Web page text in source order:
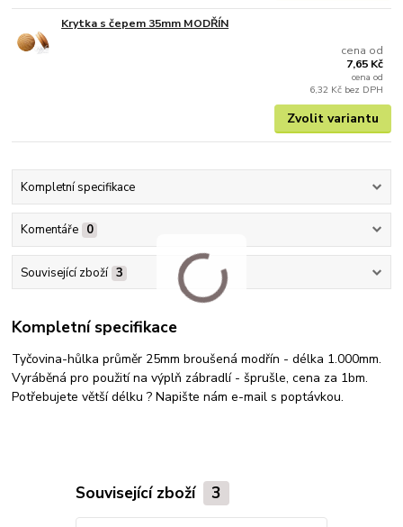
Krytka s čepem 35mm MODŘÍN
cena od
7,65 Kč
cena od
6,32 Kč bez DPH
Zvolit variantu
Kompletní specifikace
Komentáře 0
Související zboží 3
Kompletní specifikace
Tyčovina-hůlka průměr 25mm broušená modřín - délka 1.000mm.
Vyráběná pro použití na výplň zábradlí - šprušle, cena za 1bm.
Potřebujete větší délku ? Napište nám e-mail s poptávkou.
Související zboží 3